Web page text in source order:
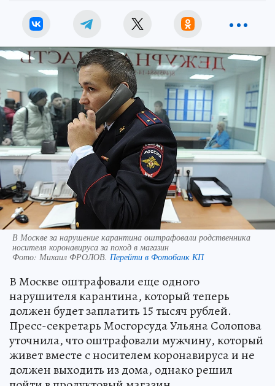
В Москве за нарушение карантина оштрафовали родственника
носителя коронавируса за поход в магазин
Фото: Михаил ФРОЛОВ. Перейти в Фотобанк КП
В Москве оштрафовали еще одного
нарушителя карантина, который теперь
должен будет заплатить 15 тысяч рублей.
Пресс-секретарь Мосгорсуда Ульяна Солопова
уточнила, что оштрафовали мужчину, который
живет вместе с носителем коронавируса и не
должен выходить из дома, однако решил